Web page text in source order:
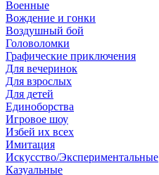
Военные
Вождение и гонки
Воздушный бой
Головоломки
Графические приключения
Для вечеринок
Для взрослых
Для детей
Единоборства
Игровое шоу
Избей их всех
Имитация
Искусство/Экспериментальные
Казуальные